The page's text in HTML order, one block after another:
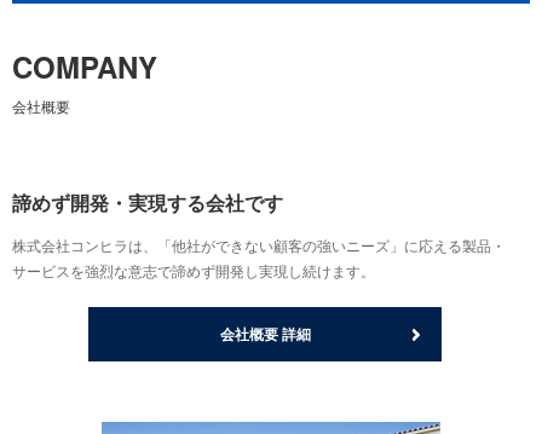
COMPANY
会社概要
諦めず開発・実現する会社です
株式会社コンヒラは、「他社ができない顧客の強いニーズ」に応える製品・
サービスを強烈な意志で諦めず開発し実現し続けます。
会社概要 詳細